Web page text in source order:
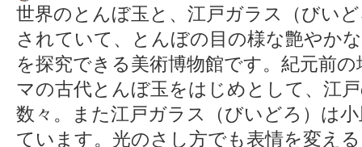
世界のとんぼ玉と、江戸ガラス（びい
されていて、とんぼの目の様な艶やか
を探究できる美術博物館です。紀元前
マの古代とんぼ玉をはじめとして、江
数々。また江戸ガラス（びいどろ）は
ています。光のさし方でも表情を変え